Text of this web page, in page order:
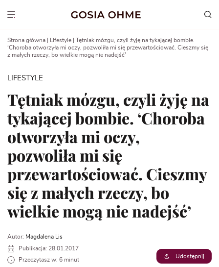
Show menu
Strona główna Lifestyle
Tętniak mózgu, czyli żyję na tykającej bombie.
‘Choroba otworzyła mi oczy, pozwoliła mi się przewartościować. Cieszmy się
z małych rzeczy, bo wielkie mogą nie nadejść’
LIFESTYLE
Tętniak mózgu, czyli żyję na
tykającej bombie. ‘Choroba
otworzyła mi oczy,
pozwoliła mi się
przewartościować. Cieszmy
się z małych rzeczy, bo
wielkie mogą nie nadejść’
Autor: Magdalena Lis
Publikacja: 28.01.2017
Przeczytasz w: 6 minut
Udostępnij